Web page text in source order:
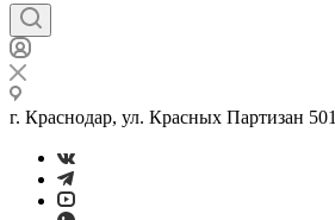
г. Краснодар, ул. Красных Партизан 501